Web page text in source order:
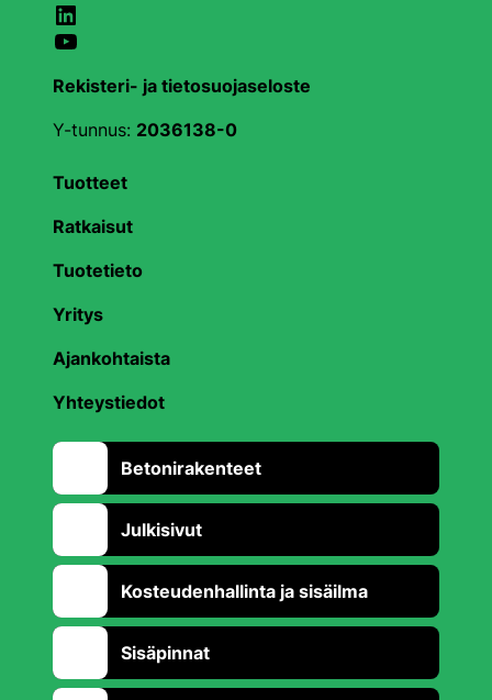
LinkedIn
YouTube
Rekisteri- ja tietosuojaseloste
Y-tunnus: 2036138-0
Tuotteet
Ratkaisut
Tuotetieto
Yritys
Ajankohtaista
Yhteystiedot
Betonirakenteet
Julkisivut
Kosteudenhallinta ja sisäilma
Sisäpinnat